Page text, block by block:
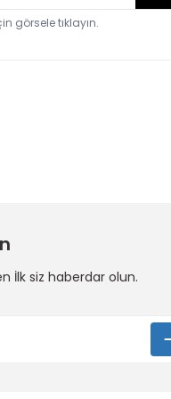
görsele tıklayın.
İlk siz haberdar olun.